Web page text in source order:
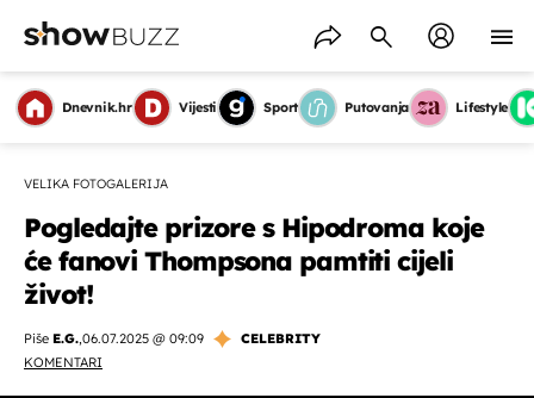
Dnevnik.hr Vijesti Sport Putovanja Lifestyle
VELIKA FOTOGALERIJA
Pogledajte prizore s Hipodroma koje
će fanovi Thompsona pamtiti cijeli
život!
Piše E.G.,06.07.2025 @ 09:09
CELEBRITY
KOMENTARI